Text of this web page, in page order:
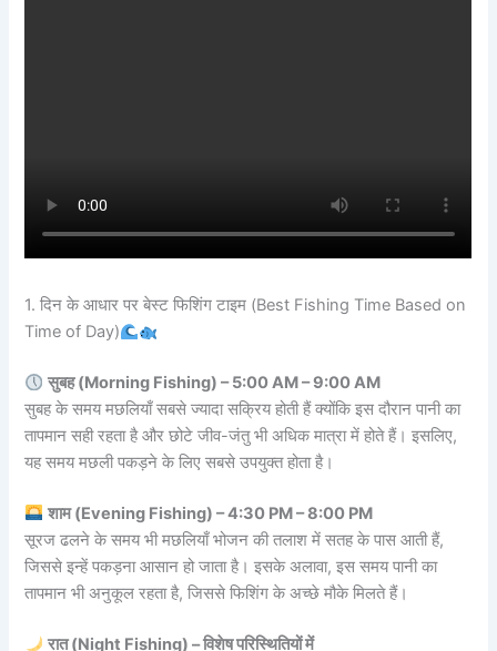
1. दिन के आधार पर बेस्ट फिशिंग टाइम (Best Fishing Time Based on
Time of Day)
सुबह (Morning Fishing) – 5:00 AM – 9:00 AM
सुबह के समय मछलियाँ सबसे ज्यादा सक्रिय होती हैं क्योंकि इस दौरान पानी का
तापमान सही रहता है और छोटे जीव-जंतु भी अधिक मात्रा में होते हैं। इसलिए,
यह समय मछली पकड़ने के लिए सबसे उपयुक्त होता है।
शाम (Evening Fishing) – 4:30 PM – 8:00 PM
सूरज ढलने के समय भी मछलियाँ भोजन की तलाश में सतह के पास आती हैं,
जिससे इन्हें पकड़ना आसान हो जाता है। इसके अलावा, इस समय पानी का
तापमान भी अनुकूल रहता है, जिससे फिशिंग के अच्छे मौके मिलते हैं।
रात (Night Fishing) – विशेष परिस्थितियों में